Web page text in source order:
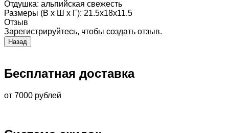
Отдушка: альпийская свежесть
Размеры (В х Ш х Г): 21.5х18х11.5
Отзыв
Зарегистрируйтесь, чтобы создать отзыв.
Бесплатная доставка
от 7000 рублей